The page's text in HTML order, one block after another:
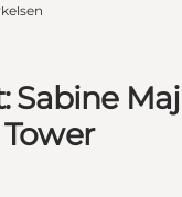
Sabine